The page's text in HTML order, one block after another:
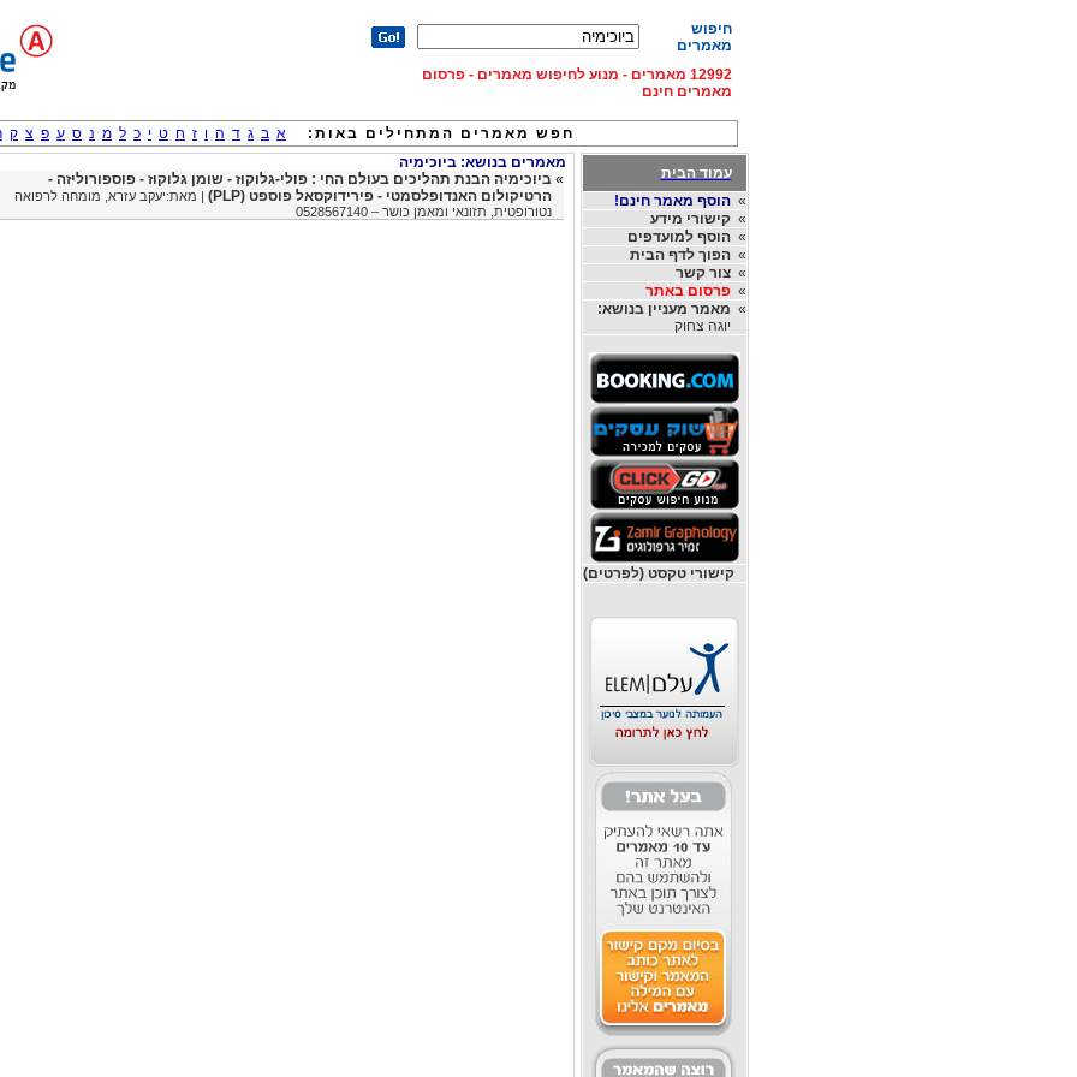
חיפוש
מאמרים
12992 מאמרים - מנוע לחיפוש מאמרים - פרסום
מאמרים חינם
חפש מאמרים המתחילים באות: א ב ג ד ה ו ז ח ט י כ ל מ נ ס ע פ צ ק
עמוד הבית
»הוסף מאמר חינם!
»קישורי מידע
»הוסף למועדפים
»הפוך לדף הבית
»צור קשר
»פרסום באתר
» מאמר מעניין בנושא:
יוגה צחוק
קישורי טקסט (לפרטים)
מאמרים בנושא: ביוכימיה
» ביוכימיה הבנת תהליכים בעולם החי : פולי-גלוקוז - שומן גלוקוז - פוספורוליזה -
הרטיקולום האנדופלסמטי - פירידוקסאל פוספט (PLP)
| מאת:יעקב עזרא, מומחה לרפואה
נטורופטית, תזונאי ומאמן כושר – 0528567140